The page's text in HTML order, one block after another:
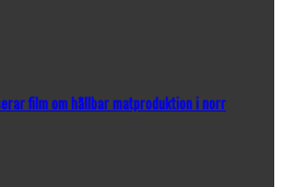
film om hållbar matproduktion i norr